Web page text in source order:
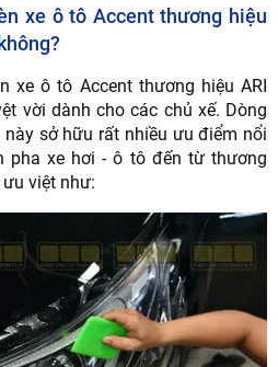
xe ô tô Accent thương hiệu
xe ô tô Accent thương hiệu ARI
vời dành cho các chủ xế. Dòng
sở hữu rất nhiều ưu điểm nổi
pha xe hơi - ô tô đến từ thương
ưu việt như: